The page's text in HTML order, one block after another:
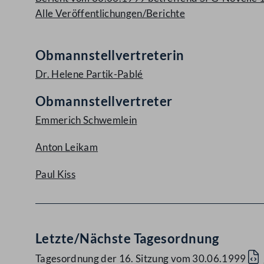
Alle Veröffentlichungen/Berichte
Obmannstellvertreterin
Dr. Helene Partik-Pablé
Obmannstellvertreter
Emmerich Schwemlein
Anton Leikam
Paul Kiss
Letzte/Nächste Tagesordnung
Tagesordnung der 16. Sitzung vom 30.06.1999